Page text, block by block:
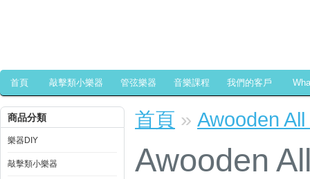
首頁 敲擊類小樂器 管弦樂器 音樂課程 我們的客戶
商品分類
樂器DIY
敲擊類小樂器
首頁 » Awooden
Awooden